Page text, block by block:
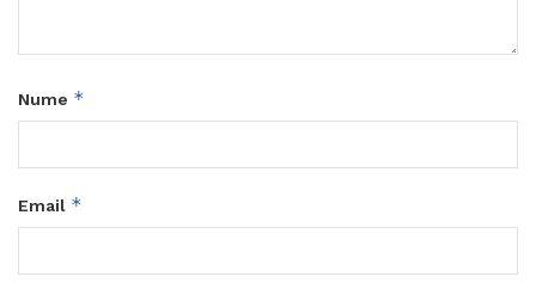
Nume *
Email *